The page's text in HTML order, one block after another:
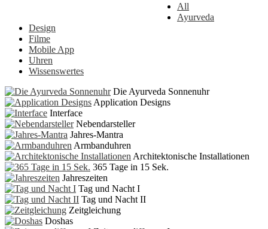
All
Ayurveda
Design
Filme
Mobile App
Uhren
Wissenswertes
Die Ayurveda Sonnenuhr
Application Designs
Interface
Nebendarsteller
Jahres-Mantra
Armbanduhren
Architektonische Installationen
365 Tage in 15 Sek.
Jahreszeiten
Tag und Nacht I
Tag und Nacht II
Zeitgleichung
Doshas